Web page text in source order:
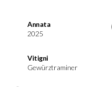
Annata
2025
Vitigni
Gewürztraminer